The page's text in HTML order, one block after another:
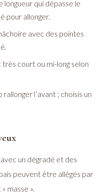
longueur qui dépasse le
pour allonger.
avec des pointes
très court ou mi-long selon
l’avant ; choisis un
un dégradé et des
peuvent être allégés par
masse ».